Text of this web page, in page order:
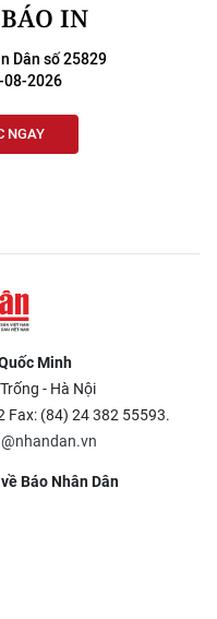
IN
Dân số 25829
08-2026
NGAY
Minh
- Hà Nội
Fax: (84) 24 382 55593.
Báo Nhân Dân